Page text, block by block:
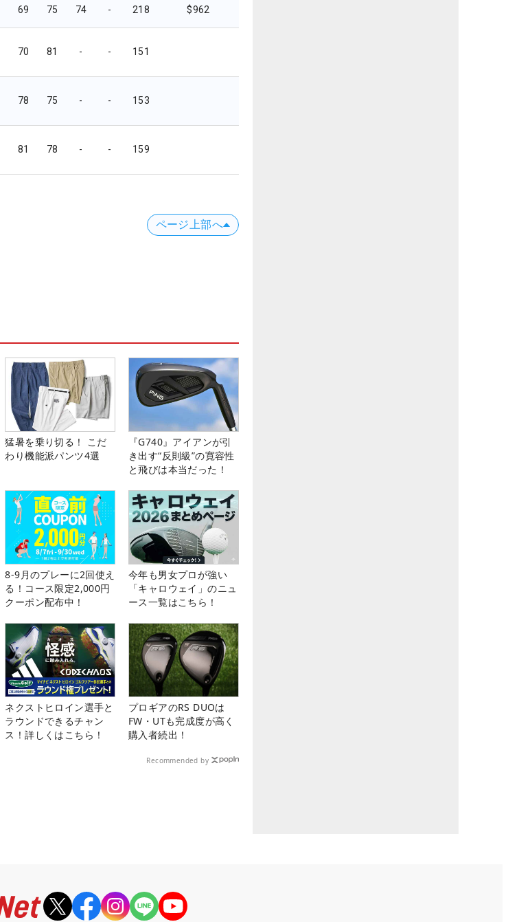
69 75 74 - 218 $962
70 81 - - 151
78 75 - - 153
81 78 - - 159
ページ上部へ
猛暑を乗り切る！ こだ
わり機能派パンツ4選
『G740』アイアンが引
き出す“反則級”の寛容性
と飛びは本当だった！
8-9月のプレーに2回使え
る！コース限定2,000円
クーポン配布中！
今年も男女プロが強い
「キャロウェイ」のニュ
ース一覧はこちら！
ネクストヒロイン選手と
ラウンドできるチャン
ス！詳しくはこちら！
プロギアのRS DUOは
FW・UTも完成度が高く
購入者続出！
Recommended by